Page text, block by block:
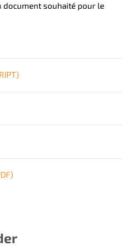
document souhaité pour le
)
)